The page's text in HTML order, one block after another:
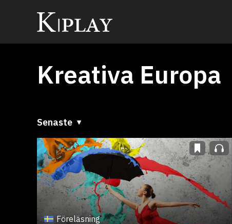
Kreativa Europa
Senaste
Senaste
A till Ö
Ö till A
Föreläsning